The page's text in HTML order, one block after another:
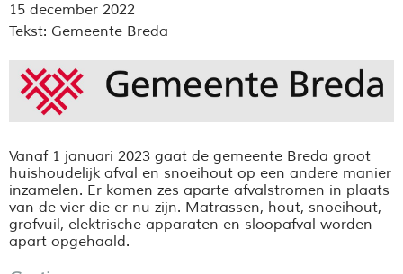
15 december 2022
Tekst: Gemeente Breda
Vanaf 1 januari 2023 gaat de gemeente Breda groot
huishoudelijk afval en snoeihout op een andere manier
inzamelen. Er komen zes aparte afvalstromen in plaats
van de vier die er nu zijn. Matrassen, hout, snoeihout,
grofvuil, elektrische apparaten en sloopafval worden
apart opgehaald.